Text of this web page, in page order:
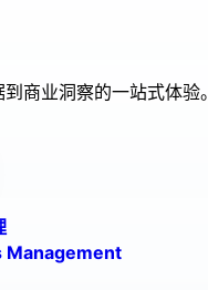
商业洞察的一站式体验
Management